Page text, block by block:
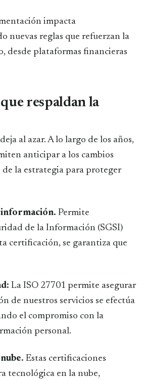
impacta
nuevas reglas que refuerzan la
desde plataformas financieras
respaldan la
al azar. A lo largo de los años,
anticipar a los cambios
de la estrategia para proteger
información. Permite
de la Información (SGSI)
certificación, se garantiza que
La ISO 27701 permite asegurar
de nuestros servicios se efectúa
el compromiso con la
personal.
Estas certificaciones
tecnológica en la nube,